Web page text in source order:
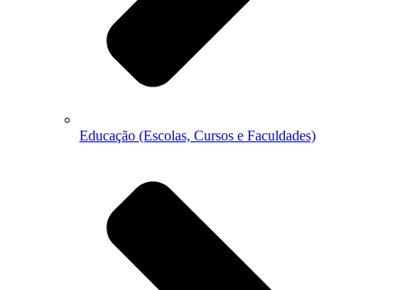
Educação (Escolas, Cursos e Faculdades)